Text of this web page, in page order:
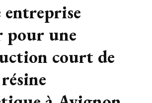
pour une
court de